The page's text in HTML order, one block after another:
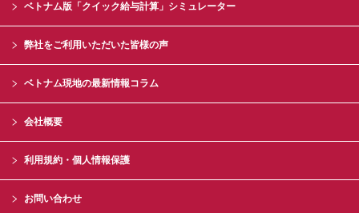
ベトナム版「クイック給与計算」シミュレーター
弊社をご利用いただいた皆様の声
ベトナム現地の最新情報コラム
会社概要
利用規約・個人情報保護
お問い合わせ